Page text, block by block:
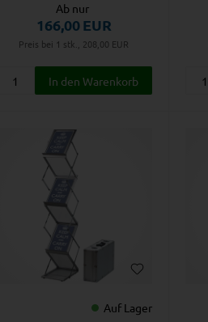
Ab nur
166,00EUR
Preis bei 1 stk., 208,00 EUR
Auf Lager